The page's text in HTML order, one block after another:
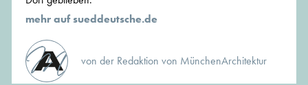
mehr auf sueddeutsche.de
von der Redaktion von MünchenArchitektur